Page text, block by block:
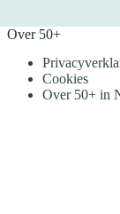
Over 50+
Cookies
Over 50+ in